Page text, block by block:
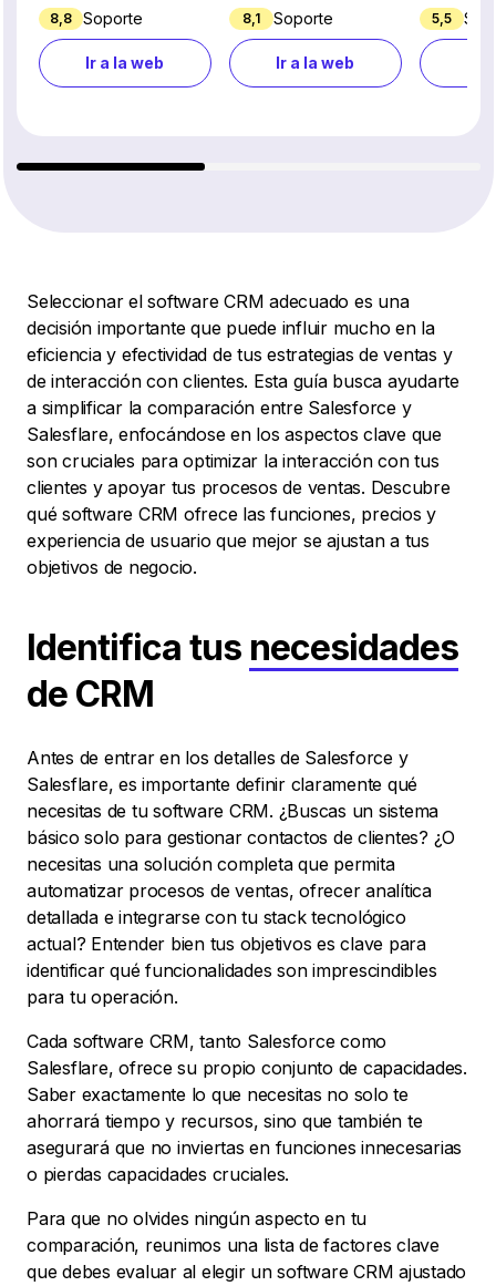
8,8 Soporte
Ir a la web
8,1 Soporte
Ir a la web
5,5
Seleccionar el software CRM adecuado es una
decisión importante que puede influir mucho en la
eficiencia y efectividad de tus estrategias de ventas y
de interacción con clientes. Esta guía busca ayudarte
a simplificar la comparación entre Salesforce y
Salesflare, enfocándose en los aspectos clave que
son cruciales para optimizar la interacción con tus
clientes y apoyar tus procesos de ventas. Descubre
qué software CRM ofrece las funciones, precios y
experiencia de usuario que mejor se ajustan a tus
objetivos de negocio.
Identifica tus necesidades
de CRM
Antes de entrar en los detalles de Salesforce y
Salesflare, es importante definir claramente qué
necesitas de tu software CRM. ¿Buscas un sistema
básico solo para gestionar contactos de clientes? ¿O
necesitas una solución completa que permita
automatizar procesos de ventas, ofrecer analítica
detallada e integrarse con tu stack tecnológico
actual? Entender bien tus objetivos es clave para
identificar qué funcionalidades son imprescindibles
para tu operación.
Cada software CRM, tanto Salesforce como
Salesflare, ofrece su propio conjunto de capacidades.
Saber exactamente lo que necesitas no solo te
ahorrará tiempo y recursos, sino que también te
asegurará que no inviertas en funciones innecesarias
o pierdas capacidades cruciales.
Para que no olvides ningún aspecto en tu
comparación, reunimos una lista de factores clave
que debes evaluar al elegir un software CRM ajustado